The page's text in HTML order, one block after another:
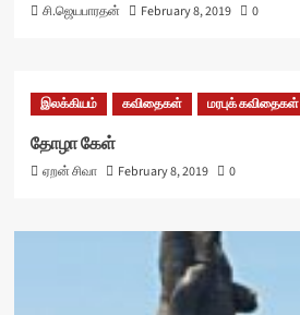
சி.ஜெயபாரதன் February 8, 2019 0
இலக்கியம் கவிதைகள் மரபுக் கவிதைகள்
தோழா கேள்
ஏறன் சிவா February 8, 2019 0